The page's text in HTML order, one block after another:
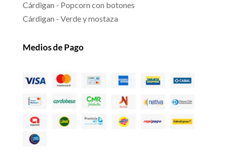
Cárdigan - Popcorn con botones
Cárdigan - Verde y mostaza
Medios de Pago